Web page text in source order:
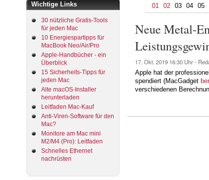
Wichtige Links
30 nützliche Gratis-Tools
für jeden Mac
10 Energiespartipps für
MacBook Neo/Air/Pro
Apple-Handbücher - ein
Überblick
15 Sicherheits-Tipps für
jeden Mac
Alte macOS-Installer
herunterladen
Leitfaden Mac-Kauf
Anti-Viren-Software für den
Mac?
Monitore am Mac mini
M2/M4 (Pro): Leitfaden
Schnelles Ethernet
nachrüsten
01
02 03 04 05
Neue Metal-
17. Okt. 2019 16:30 Uhr -
Apple hat der
spendiert (MacGadget
verschiedenen